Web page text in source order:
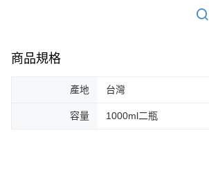
商品規格
產地 台灣
容量 1000ml二瓶